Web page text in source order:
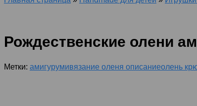
Рождественские олени
Метки: амигурумивязание оленя описаниеолень